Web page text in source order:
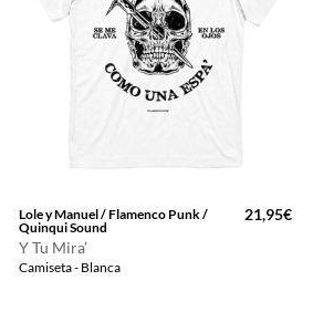
Lole y Manuel / Flamenco Punk /
Quinqui Sound
Y Tu Mira’
Camiseta - Blanca
21,95€